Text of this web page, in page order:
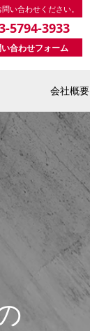
い合わせください。
5794-3933
合わせフォーム
会社概要